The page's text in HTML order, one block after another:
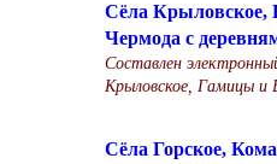
Сёла Крыловское,
Чермода с
Составлен
Крыловское, Гамицы и
Сёла Горское,